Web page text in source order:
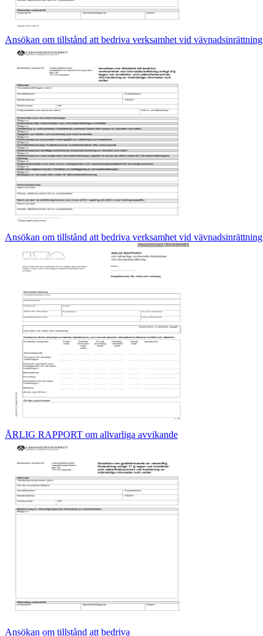
Ansökan om tillstånd att bedriva verksamhet vid vävnadsinrättning
Ansökan om tillstånd att bedriva verksamhet vid vävnadsinrättning
ÅRLIG RAPPORT om allvarliga avvikande
Ansökan om tillstånd att bedriva